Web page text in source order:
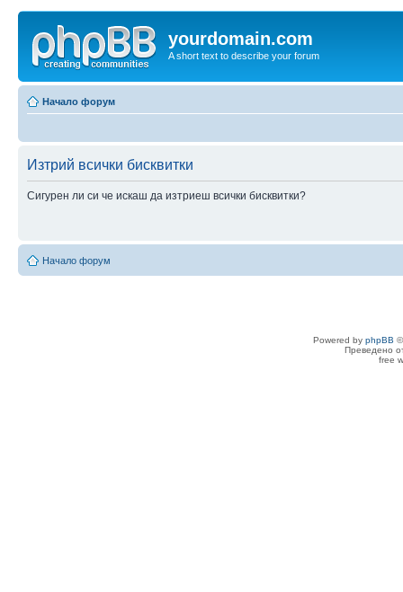
yourdomain.com
A short text to describe your forum
Начало форум
Изтрий всички бисквитки
Сигурен ли си че искаш да изтриеш всички бисквитки?
Начало форум
Powered by phpBB
Преведено
free